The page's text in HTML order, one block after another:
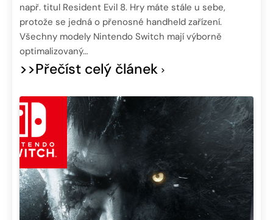
např. titul Resident Evil 8. Hry máte stále u sebe,
protože se jedná o přenosné handheld zařízení.
Všechny modely Nintendo Switch mají výborně
optimalizovaný…
>>Přečíst celý článek